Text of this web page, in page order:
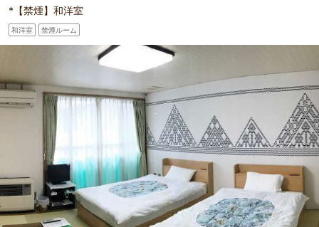
*【禁煙】和洋室
和洋室 禁煙ルーム